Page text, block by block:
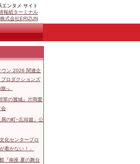
ンタメ サイト
報紙ターミナル
株式会社ERIZUN
ウン 2026 関連企
ロダクションズ
-』
翠の麗城』片岡愛
会
の町~忘却篇」公
化センタープロ
着かない！」
『南座 夏の舞台